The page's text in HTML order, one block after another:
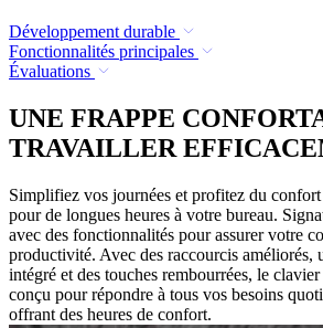
Développement durable
Fonctionnalités principales
Évaluations
UNE FRAPPE
TRAVAILLER
Simplifiez vos journées et profitez du
pour de longues heures à votre bureau.
avec des fonctionnalités pour assurer votre
productivité. Avec des raccourcis améliorés,
intégré et des touches rembourrées, le
conçu pour répondre à tous vos besoins
offrant des heures de confort.